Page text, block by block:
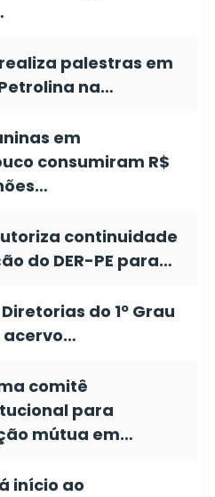
palestras em
na…
em
consumiram R$
continuidade
do DER-PE para…
do 1º Grau
acervo…
comitê
para
mútua em…
início ao